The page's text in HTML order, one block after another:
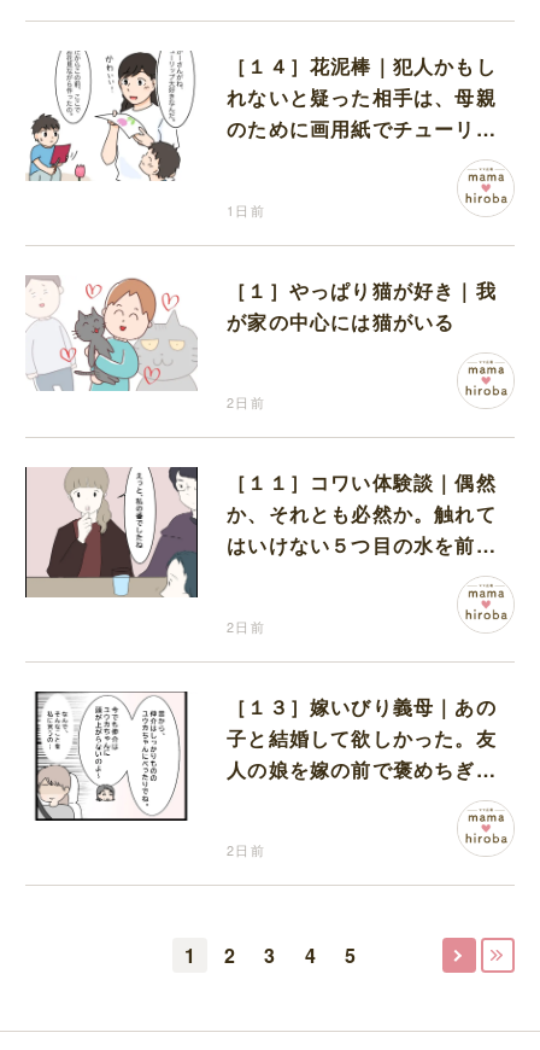
［１４］花泥棒｜犯人かもし
れないと疑った相手は、母親
のために画用紙でチューリッ
プを作っていただけだった
1日前
［１］やっぱり猫が好き｜我
が家の中心には猫がいる
2日前
［１１］コワい体験談｜偶然
か、それとも必然か。触れて
はいけない５つ目の水を前に
2日前
［１３］嫁いびり義母｜あの
子と結婚して欲しかった。友
人の娘を嫁の前で褒めちぎる
2日前
1 2 3 4 5